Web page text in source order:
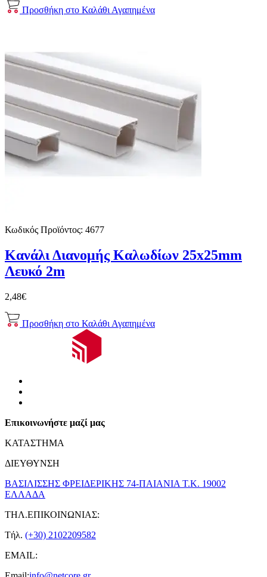
Προσθήκη στο Καλάθι Αγαπημένα
Κωδικός Προϊόντος: 4677
Κανάλι Διανομής Καλωδίων 25x25mm
Λευκό 2m
2,48€
Προσθήκη στο Καλάθι Αγαπημένα
Επικοινωνήστε μαζί μας
ΚΑΤΑΣΤΗΜΑ
ΔΙΕΥΘΥΝΣΗ
ΒΑΣΙΛΙΣΣΗΣ ΦΡΕΙΔΕΡΙΚΗΣ 74-ΠΑΙΑΝΙΑ Τ.Κ. 19002
ΕΛΛΑΔΑ
ΤΗΛ.ΕΠΙΚΟΙΝΩΝΙΑΣ:
Τήλ. (+30) 2102209582
EMAIL: